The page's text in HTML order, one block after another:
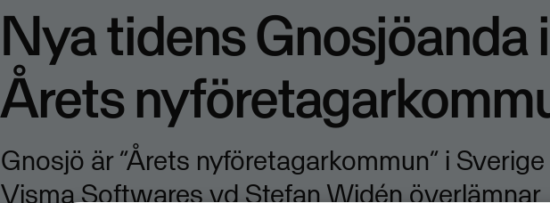
Nya tidens Gnosjöanda i
Årets
Gnosjö är ”Årets nyföretagarkommun” i
Visma Softwares vd Stefan Widén överlämnar